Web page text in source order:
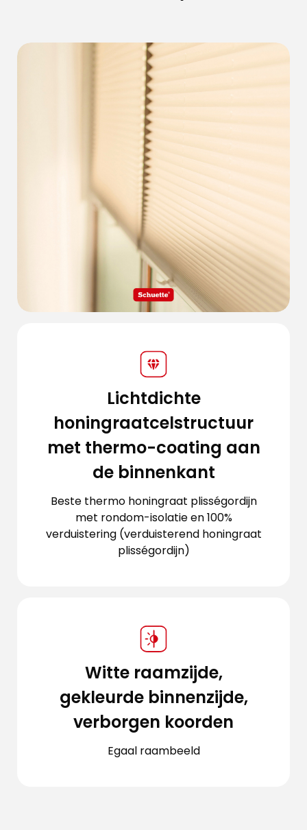
Lichtdichte
honingraatcelstructuur
met thermo-coating aan
de binnenkant
Beste thermo honingraat plisségordijn
met rondom-isolatie en 100%
verduistering (verduisterend honingraat
plisségordijn)
Witte raamzijde,
gekleurde binnenzijde,
verborgen koorden
Egaal raambeeld